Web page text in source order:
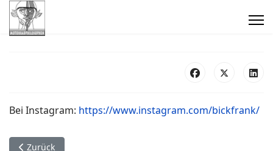
Bei Instagram: https://www.instagram.com/bickfrank/
Vorheriger Beitrag: Datenschutzhinweise
Zurück